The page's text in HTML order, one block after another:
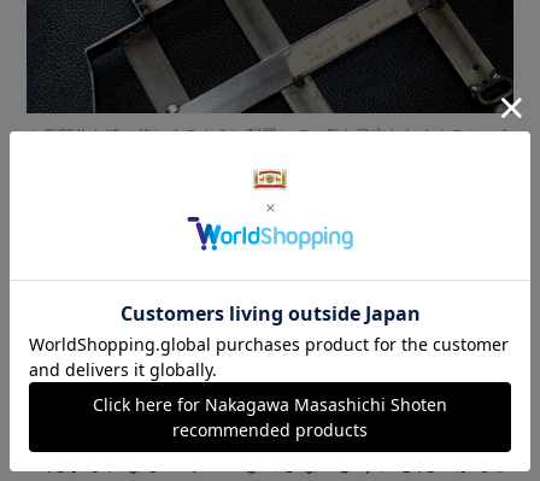
傷部分を縫い代にくるように配置して、傷を目立たなくするという
たとえば、金型を使って裁断するとき。縫ってしまえば見
分に傷のある部分を使ったり。なるべく傷が目立たなくな
るように配置を考えながら裁断していくとか。「それこそ1
ミリ単位での作業になる」とか。「お客様にとってより良
いモノをつくるため、そして野生鹿の革を使わせてもらう